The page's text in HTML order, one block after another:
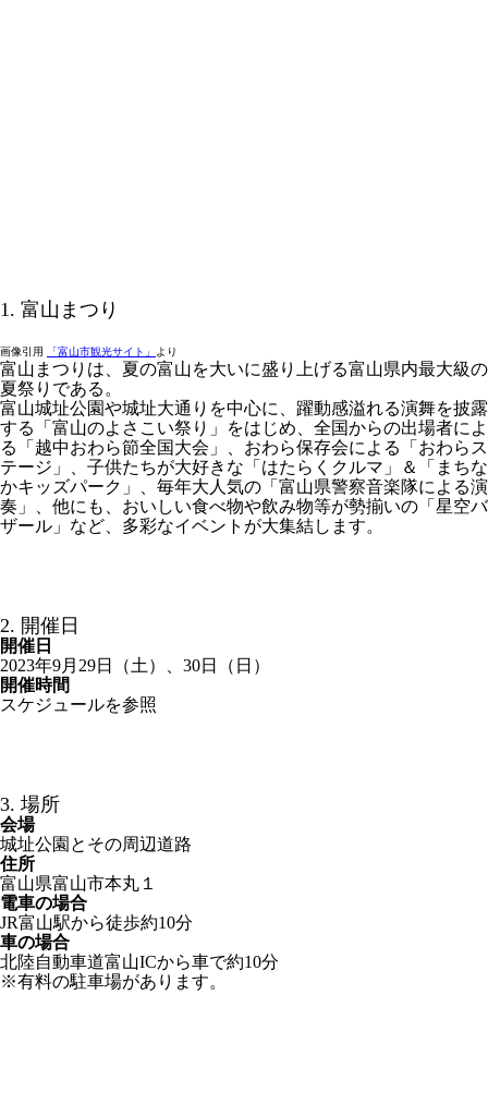
1. 富山まつり
画像引用 「富山市観光サイト」 より
富山まつりは、夏の富山を大いに盛り上げる富山県内最大級の
夏祭りである。
富山城址公園や城址大通りを中心に、躍動感溢れる演舞を披露
する「富山のよさこい祭り」をはじめ、全国からの出場者によ
る「越中おわら節全国大会」、おわら保存会による「おわらス
テージ」、子供たちが大好きな「はたらくクルマ」＆「まちな
かキッズパーク」、毎年大人気の「富山県警察音楽隊による演
奏」、他にも、おいしい食べ物や飲み物等が勢揃いの「星空バ
ザール」など、多彩なイベントが大集結します。
2. 開催日
開催日
2023年9月29日（土）、30日（日）
開催時間
スケジュールを参照
3. 場所
会場
城址公園とその周辺道路
住所
富山県富山市本丸１
電車の場合
JR富山駅から徒歩約10分
車の場合
北陸自動車道富山ICから車で約10分
※有料の駐車場があります。